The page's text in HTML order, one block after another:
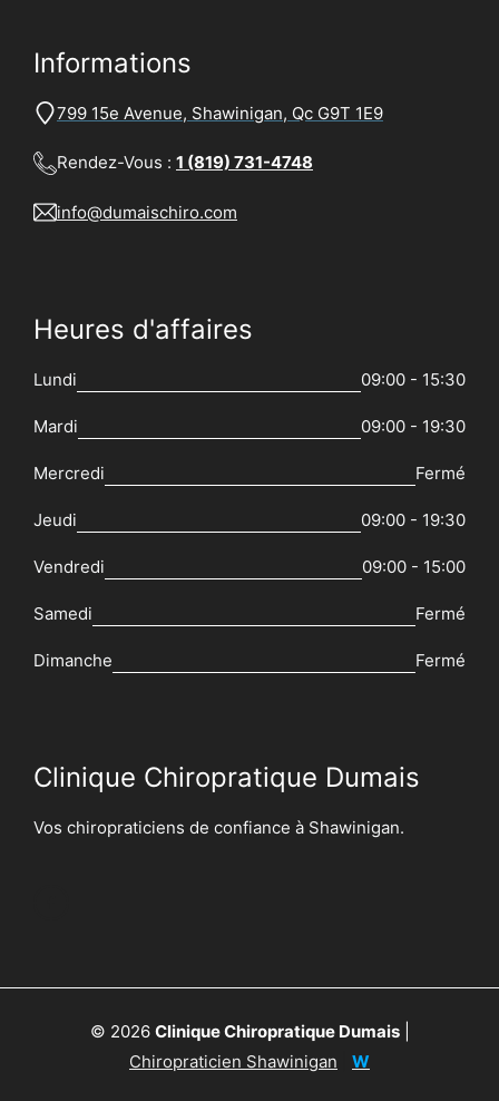
Clinique Chiropratique Dumais
Vos chiropraticiens de confiance à Shawinigan.
Informations
799 15e Avenue, Shawinigan, Qc G9T 1E9
Rendez-Vous : 1 (819) 731-4748
info@dumaischiro.com
Heures d'affaires
Lundi 09:00 - 15:30
Mardi 09:00 - 19:30
Mercredi Fermé
Jeudi 09:00 - 19:30
Vendredi 09:00 - 15:00
Samedi Fermé
Dimanche Fermé
© 2026 Clinique Chiropratique Dumais|
Chiropraticien Shawinigan
W